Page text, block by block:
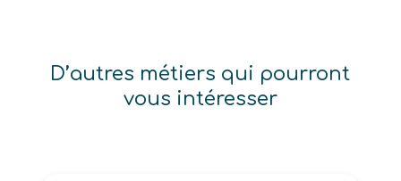
D’autres métiers qui pourront
vous intéresser